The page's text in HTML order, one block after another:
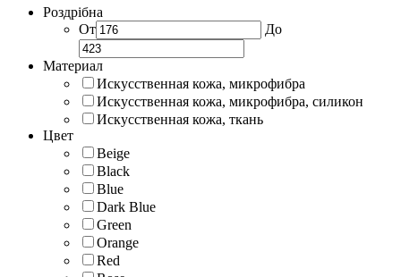
Роздрібна
От
До
Материал
Искусственная кожа, микрофибра
Искусственная кожа, микрофибра, силикон
Искусственная кожа, ткань
Цвет
Beige
Black
Blue
Dark Blue
Green
Orange
Red